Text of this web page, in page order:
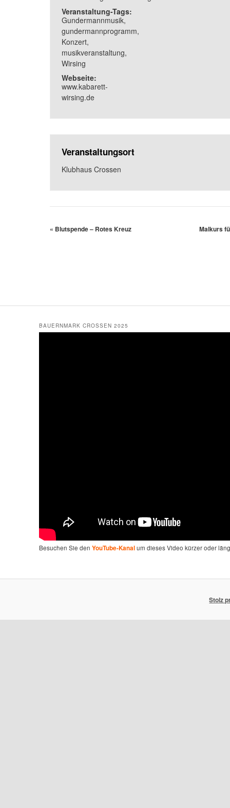
Veranstaltung-Tags:
Gundermannmusik,
gundermannprogramm,
Konzert,
musikveranstaltung,
Wirsing
Webseite:
www.kabarett-
wirsing.de
Veranstaltungsort
Klubhaus Crossen
« Blutspende – Rotes Kreuz Malkurs
BAUERNMARK CROSSEN 2025
Besuchen Sie den YouTube-Kanalum dieses Video kürzer oder
Stolz